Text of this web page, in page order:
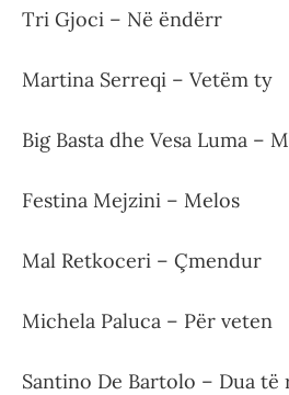
Tri Gjoci – Në ëndërr
Martina Serreqi – Vetëm ty
Big Basta dhe Vesa Luma –
Festina Mejzini – Melos
Mal Retkoceri – Çmendur
Michela Paluca – Për veten
Santino De Bartolo – Dua